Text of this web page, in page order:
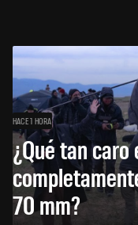
HACE 1 HORA
¿Qué tan
70 mm?